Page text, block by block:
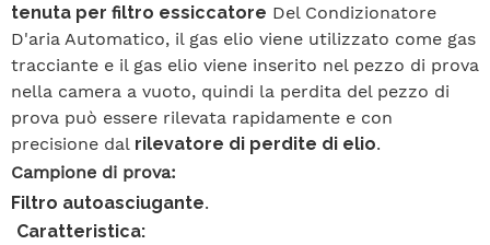
tenuta per filtro essiccatore Del Condizionatore
D'aria Automatico, il gas elio viene utilizzato come gas
tracciante e il gas elio viene inserito nel pezzo di prova
nella camera a vuoto, quindi la perdita del pezzo di
prova può essere rilevata rapidamente e con
precisione dal rilevatore di perdite di elio.
Campione di prova:
Filtro autoasciugante.
Caratteristica: